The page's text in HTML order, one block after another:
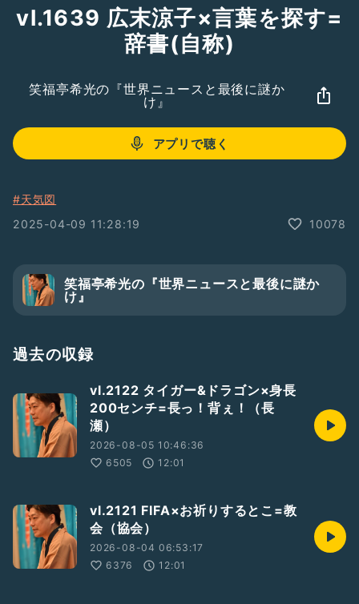
vl.1639 広末涼子×言葉を探す=
辞書(自称)
笑福亭希光の『世界ニュースと最後に謎か
け』
アプリで聴く
#天気図
2025-04-09 11:28:19
10078
笑福亭希光の『世界ニュースと最後に謎か
け』
過去の収録
vl.2122 タイガー&ドラゴン×身長
200センチ=長っ！背ぇ！（長
瀬）
2026-08-05 10:46:36
6505
12:01
vl.2121 FIFA×お祈りするとこ=教
会（協会）
2026-08-04 06:53:17
6376
12:01